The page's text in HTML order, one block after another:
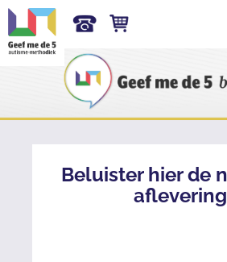
Beluister hier de nieuwste
aflevering